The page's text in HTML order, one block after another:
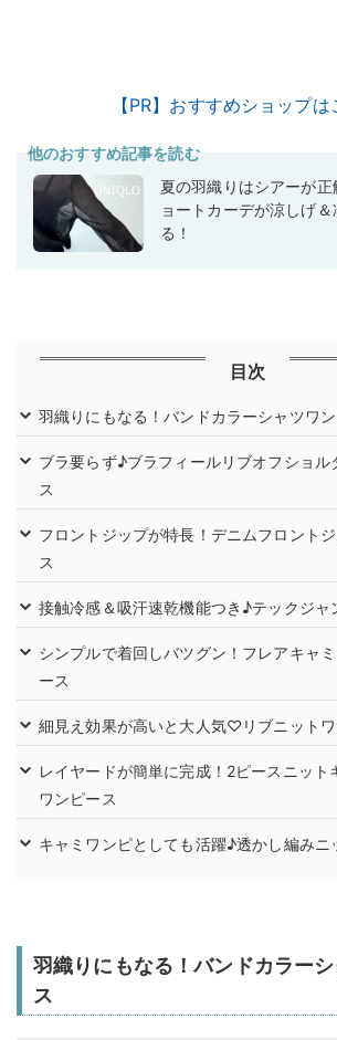
【PR】おすすめショップは
他のおすすめ記事を読む
夏の羽織りはシアーが
ョートカーデが涼しげ＆
る！
目次
羽織りにもなる！バンドカラーシャツワ
ブラ要らず♪ブラフィールリブオフショル
ス
フロントジップが特長！デニムフロント
ス
接触冷感＆吸汗速乾機能つき♪テックジャ
シンプルで着回しバツグン！フレアキャ
ース
細見え効果が高いと大人気♡リブニット
レイヤードが簡単に完成！2ピースニット
ワンピース
キャミワンピとしても活躍♪透かし編みニ
羽織りにもなる！バンドカラー
ス